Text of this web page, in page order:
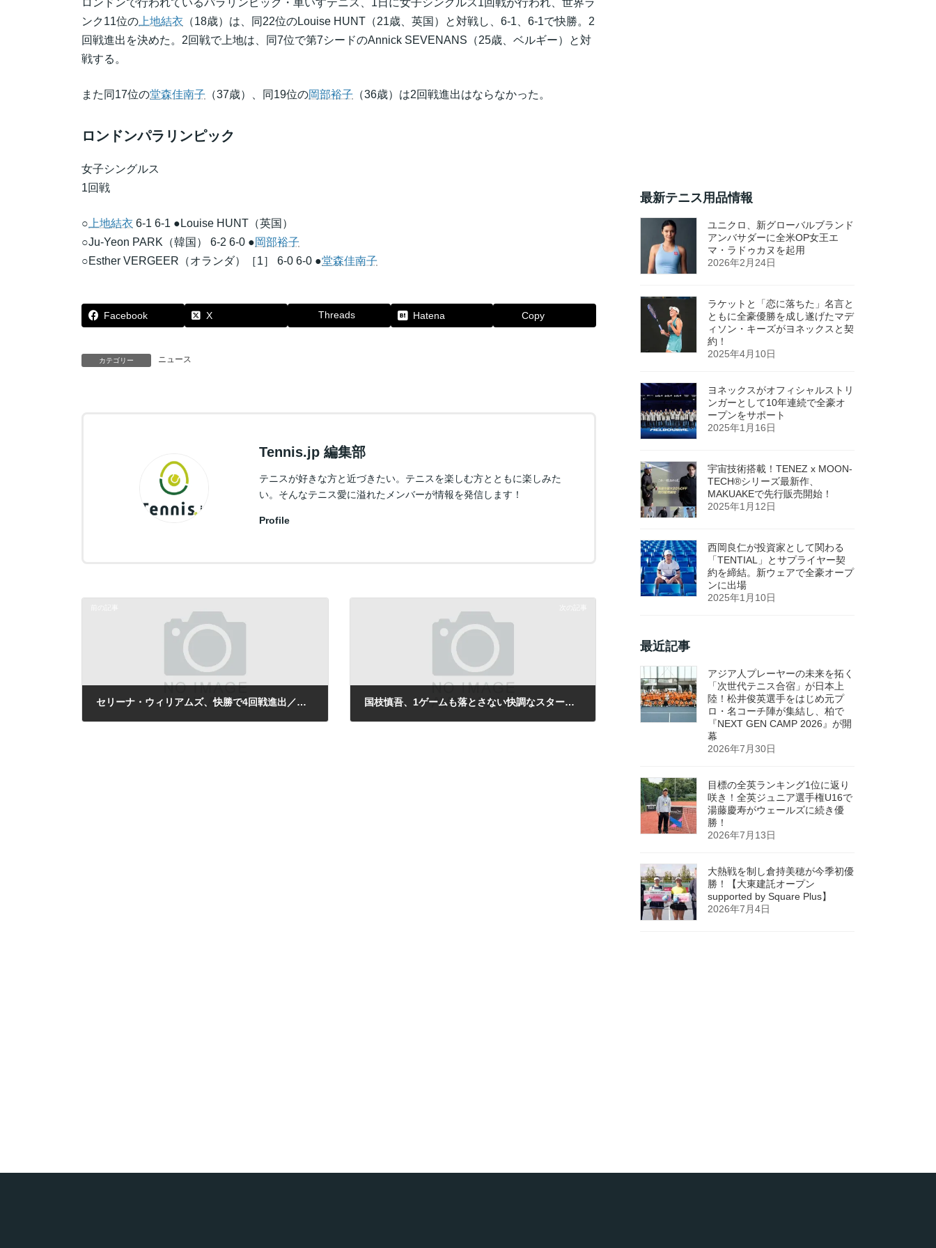
ンク11位の 上地結衣 （18歳）は、同22位のLouise HUNT（21歳、英国）と対戦し、6-1、6-1で快勝。2
回戦進出を決めた。2回戦で上地は、同7位で第7シードのAnnick SEVENANS（25歳、ベルギー）と対
戦する。
また同17位の堂森佳南子 （37歳）、同19位の岡部裕子 （36歳）は2回戦進出はならなかった。
ロンドンパラリンピック
女子シングルス
1回戦
○ 上地結衣 6-1 6-1 ●Louise HUNT（英国）
○Ju-Yeon PARK（韓国） 6-2 6-0 ●岡部裕子
○Esther VERGEER（オランダ）［1］ 6-0 6-0 ●堂森佳南子
Facebook X Threads Hatena Copy
カテゴリー ニュース
Tennis.jp 編集部
テニスが好きな方と近づきたい。テニスを楽しむ方とともに楽しみた
い。そんなテニス愛に溢れたメンバーが情報を発信します！
Profile
セリーナ・ウィリアムズ、快勝で4回戦進出／全米オープン 国枝慎吾、1ゲームも落とさない快調なスタート／パラリンピック
最新テニス用品情報
ユニクロ、新グローバルブランド
アンバサダーに全米OP女王エ
マ・ラドゥカヌを起用
2026年2月24日
ラケットと「恋に落ちた」名言と
ともに全豪優勝を成し遂げたマデ
ィソン・キーズがヨネックスと契
約！
2025年4月10日
ヨネックスがオフィシャルストリ
ンガーとして10年連続で全豪オ
ープンをサポート
2025年1月16日
宇宙技術搭載！TENEZ x MOON-
TECH®シリーズ最新作、
MAKUAKEで先行販売開始！
2025年1月12日
西岡良仁が投資家として関わる
「TENTIAL」とサプライヤー契
約を締結。新ウェアで全豪オープ
ンに出場
2025年1月10日
最近記事
アジア人プレーヤーの未来を拓く
「次世代テニス合宿」が日本上
陸！松井俊英選手をはじめ元プ
ロ・名コーチ陣が集結し、柏で
『NEXT GEN CAMP 2026』が開
幕
2026年7月30日
目標の全英ランキング1位に返り
咲き！全英ジュニア選手権U16で
湯藤慶寿がウェールズに続き優
勝！
2026年7月13日
大熱戦を制し倉持美穂が今季初優
勝！【大東建託オープン
supported by Square Plus】
2026年7月4日